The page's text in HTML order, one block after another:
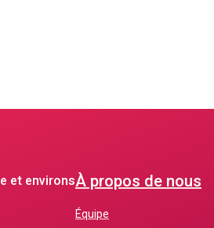
et environsÀ propos de nous
Équipe